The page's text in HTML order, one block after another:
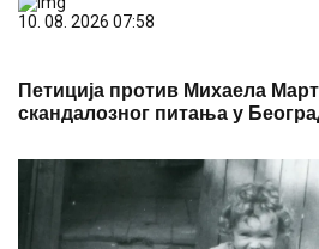
10. 08. 2026 07:58
Петиција против Михаела
скандалозног питања у